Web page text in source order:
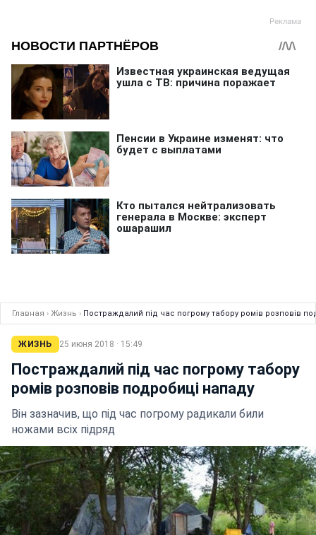
Главная › Жизнь › Постраждалий під час погрому табору ромів розповів
ЖИЗНЬ 25 июня 2018 · 15:49
Постраждалий під час погрому табору
ромів розповів подробиці нападу
Він зазначив, що під час погрому радикали били
ножами всіх підряд